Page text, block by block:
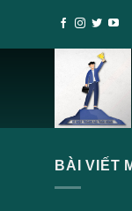
BÀI VIẾT